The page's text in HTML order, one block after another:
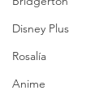
Disney Plus
Rosalía
Anime